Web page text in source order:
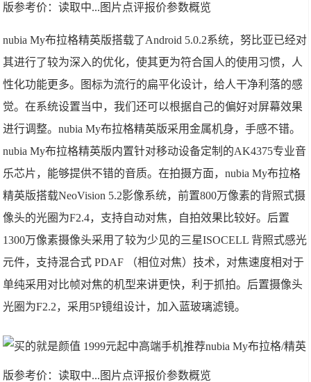
版参考价：读取中...图片点评报价参数概览
nubia My布拉格精英版搭载了Android 5.0.2系统，努比亚已经对
其进行了较为深入的优化，使其更为符合国人的使用习惯，人
性化功能更多。图标为流行的扁平化设计，给人干净利落的感
觉。在系统设置当中，我们还可以根据自己的偏好对屏幕效果
进行调整。nubia My布拉格精英版采用金属机身，手感不错。
nubia My布拉格精英版内置针对移动设备定制的AK4375专业音
乐芯片，能够提供不错的音质。在拍摄方面，nubia My布拉格
精英版搭载NeoVision 5.2影像系统，前置800万像素的背照式摄
像头的光圈为F2.4，支持自动对焦，自拍效果比较好。后置
1300万像素摄像头采用了较为少见的三星ISOCELL 背照式感光
元件，支持混合式 PDAF （相位对焦）技术，对焦速度相对于
单纯采用对比帧对焦的机型来讲更快，利于抓拍。后置摄像头
光圈为F2.2，采用5P镜组设计，加入蓝玻璃滤镜。
nubia My布拉格/精英
版参考价：读取中...图片点评报价参数概览